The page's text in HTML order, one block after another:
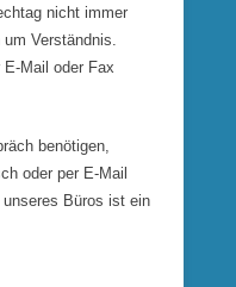
nicht immer
Verständnis.
Mail oder Fax
benötigen,
oder per E-Mail
Büros ist ein